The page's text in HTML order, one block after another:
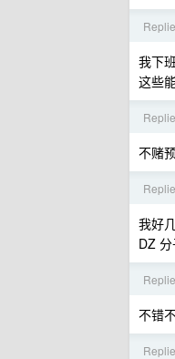
我下
这些
不赌
我好
DZ
不错